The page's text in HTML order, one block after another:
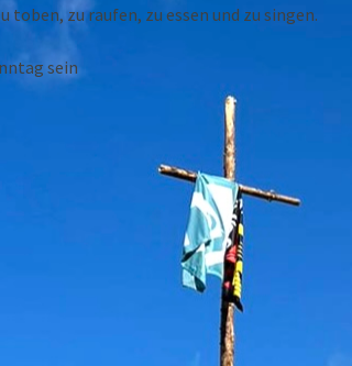
zu raufen, zu essen und zu singen.
sein